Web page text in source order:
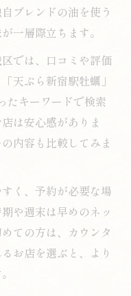
ブレンドの油を使う
一層際立ちます。
では、口コミや評価
天ぷら新宿駅牡蠣」
たキーワードで検索
は安心感がありま
内容も比較してみま
く、予約が必要な場
や週末は早めのネッ
ての方は、カウンタ
お店を選ぶと、より